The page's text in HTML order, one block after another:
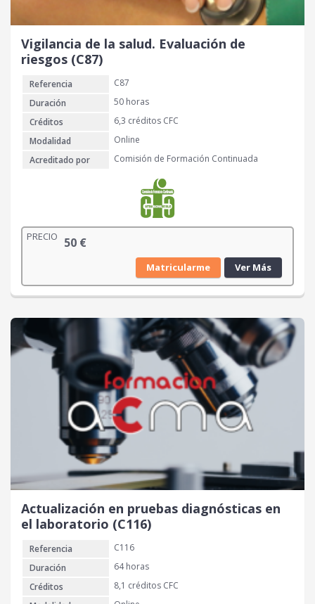
Vigilancia de la salud. Evaluación de
riesgos (C87)
Referencia
C87
Duración
50 horas
Créditos
6,3 créditos CFC
Modalidad
Online
Acreditado por
Comisión de Formación Continuada
PRECIO 50 €
Matricularme Ver Más
Actualización en pruebas diagnósticas en
el laboratorio (C116)
Referencia
C116
Duración
64 horas
Créditos
8,1 créditos CFC